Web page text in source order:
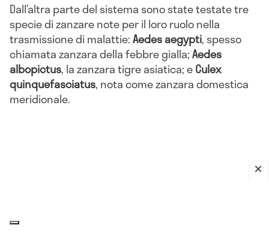
Dall’altra parte del sistema sono state testate tre
specie di zanzare note per il loro ruolo nella
trasmissione di malattie:Aedes aegypti, spesso
chiamata zanzara della febbre gialla;Aedes
albopictus, la zanzara tigre asiatica; eCulex
quinquefasciatus, nota come zanzara domestica
meridionale.